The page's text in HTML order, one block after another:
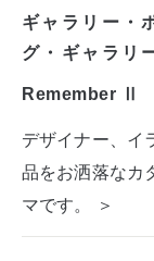
ギャラリー・
グ・ギャラリ
Remember Ⅱ
デザイナー、イ
品をお洒落なカ
マです。 ＞